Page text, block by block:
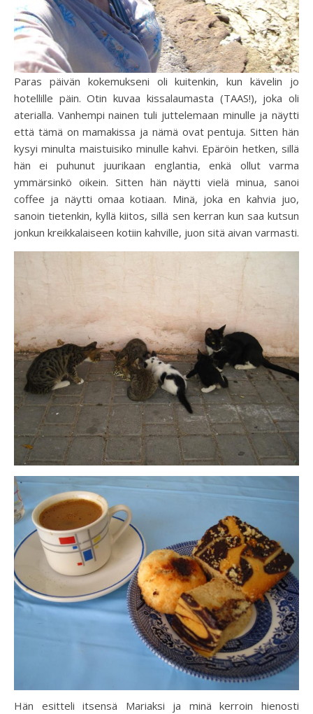
Paras päivän kokemukseni oli kuitenkin, kun kävelin jo
hotellille päin. Otin kuvaa kissalaumasta (TAAS!), joka oli
aterialla. Vanhempi nainen tuli juttelemaan minulle ja näytti
että tämä on mamakissa ja nämä ovat pentuja. Sitten hän
kysyi minulta maistuisiko minulle kahvi. Epäröin hetken, sillä
hän ei puhunut juurikaan englantia, enkä ollut varma
ymmärsinkö oikein. Sitten hän näytti vielä minua, sanoi
coffee ja näytti omaa kotiaan. Minä, joka en kahvia juo,
sanoin tietenkin, kyllä kiitos, sillä sen kerran kun saa kutsun
jonkun kreikkalaiseen kotiin kahville, juon sitä aivan varmasti.
Hän esitteli itsensä Mariaksi ja minä kerroin hienosti